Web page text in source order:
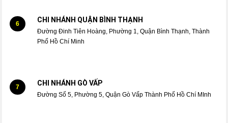
6 CHI NHÁNH QUẬN BÌNH THẠNH
Đường Đinh Tiên Hoàng, Phường 1, Quận Bình Thạnh, Thành
Phố Hồ Chí Minh
7 CHI NHÁNH GÒ VẤP
Đường Số 5, Phường 5, Quận Gò Vấp Thành Phố Hồ Chí MInh